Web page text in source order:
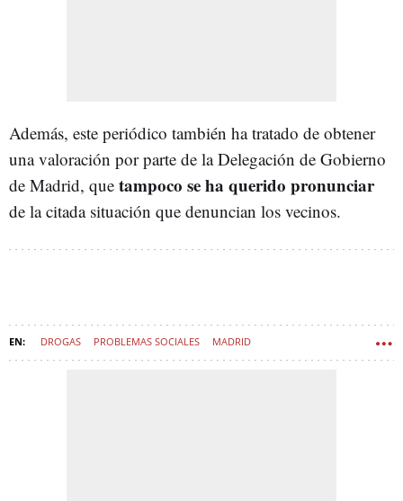
Además, este periódico también ha tratado de obtener
una valoración por parte de la Delegación de Gobierno
de Madrid, que tampoco se ha querido pronunciar
de la citada situación que denuncian los vecinos.
DROGAS PROBLEMAS SOCIALES MADRID